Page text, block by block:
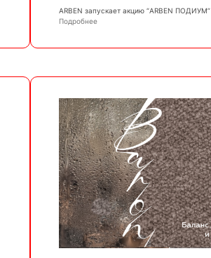
АRBEN запускает акцию “ARBEN ПОДИУМ”
Подробнее